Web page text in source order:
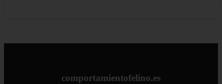
comportamientofelino.es